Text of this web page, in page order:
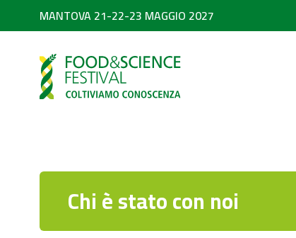
MANTOVA 21-22-23 MAGGIO 2027
Chi è stato con noi
PARTNER
Diventa partner
Partner 2026
SEARCH